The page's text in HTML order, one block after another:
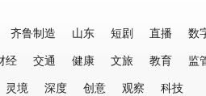
齐鲁制造 山东 短剧 直播 数
经 交通 健康 文旅 教育 监
灵境 深度 创意 观察 科技